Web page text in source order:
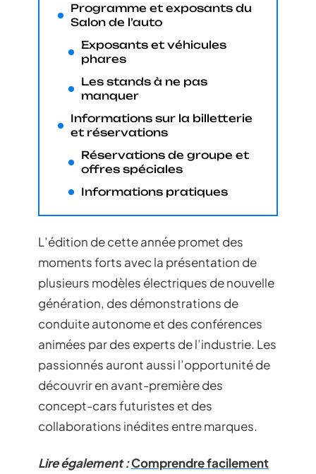
Programme et exposants du
Salon de l’auto
Exposants et véhicules
phares
Les stands à ne pas
manquer
Informations sur la billetterie
et réservations
Réservations de groupe et
offres spéciales
Informations pratiques
L’édition de cette année promet des
moments forts avec la présentation de
plusieurs modèles électriques de nouvelle
génération, des démonstrations de
conduite autonome et des conférences
animées par des experts de l’industrie. Les
passionnés auront aussi l’opportunité de
découvrir en avant-première des
concept-cars futuristes et des
collaborations inédites entre marques.
Lire également :Comprendre facilement